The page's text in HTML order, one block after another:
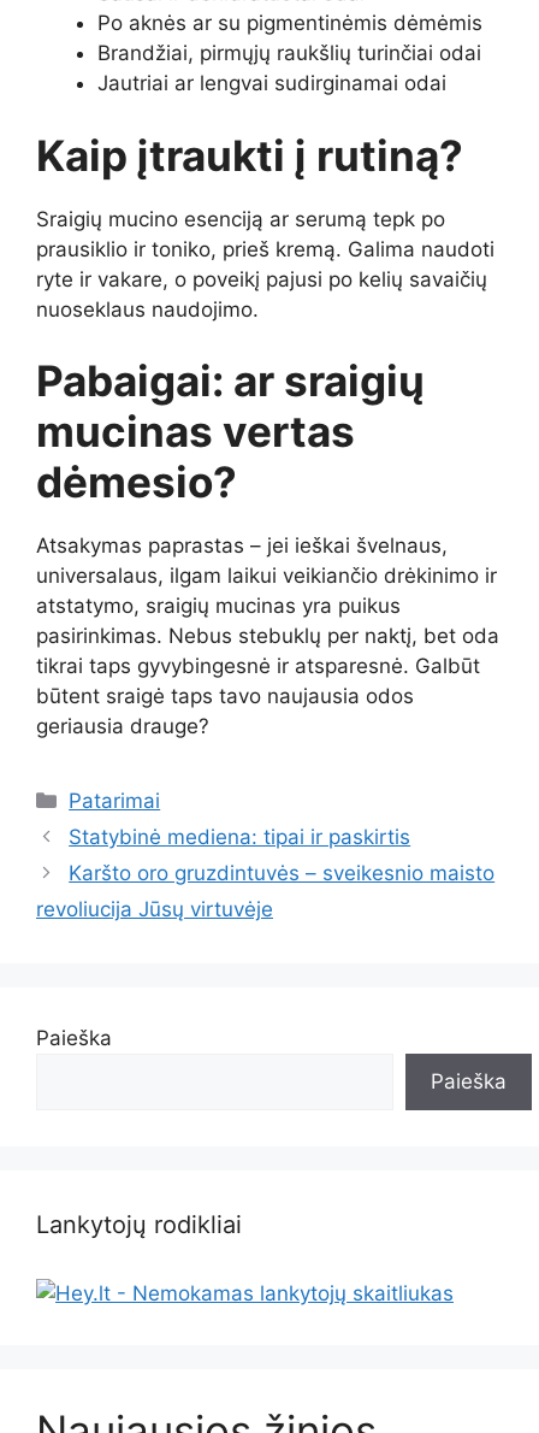
Po aknės ar su pigmentinėmis dėmėmis
Brandžiai, pirmųjų raukšlių turinčiai odai
Jautriai ar lengvai sudirginamai odai
Kaip įtraukti į rutiną?
Sraigių mucino esenciją ar serumą tepk po
prausiklio ir toniko, prieš kremą. Galima naudoti
ryte ir vakare, o poveikį pajusi po kelių savaičių
nuoseklaus naudojimo.
Pabaigai: ar sraigių
mucinas vertas
dėmesio?
Atsakymas paprastas – jei ieškai švelnaus,
universalaus, ilgam laikui veikiančio drėkinimo ir
atstatymo, sraigių mucinas yra puikus
pasirinkimas. Nebus stebuklų per naktį, bet oda
tikrai taps gyvybingesnė ir atsparesnė. Galbūt
būtent sraigė taps tavo naujausia odos
geriausia drauge?
Kategorijos
Patarimai
Statybinė mediena: tipai ir paskirtis
Karšto oro gruzdintuvės – sveikesnio maisto
revoliucija Jūsų virtuvėje
Paieška
Paieška
Lankytojų rodikliai